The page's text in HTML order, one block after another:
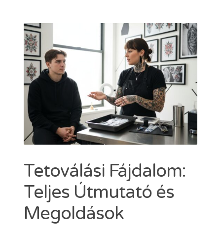
Dermacain 50g
Kosár
ÜZLETI
Search
Tetoválási Fájdalom:
Teljes Útmutató és
Megoldások
VÁLASSZON A TKTX KENŐCSÖK KÖZÜL